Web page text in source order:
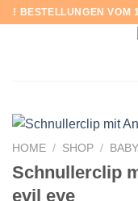
Skip! BESTELLUNGEN VOM
HOME / SHOP /
Schnullerclip
evil eye